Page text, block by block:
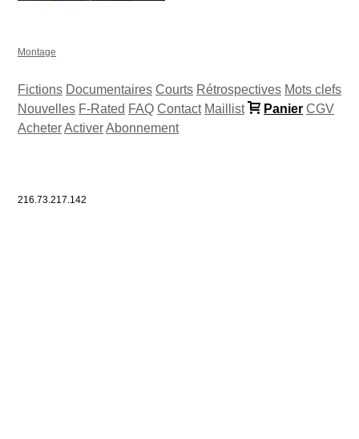
Montage
Fictions Documentaires Courts Rétrospectives Mots clefs
Nouvelles F-Rated FAQ Contact Maillist Panier CGV
AcheterActiverAbonnement
216.73.217.142